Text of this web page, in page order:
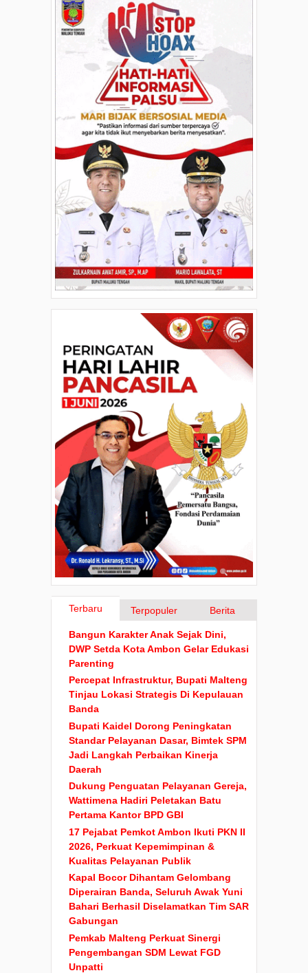
Terbaru Terpopuler Berita
Bangun Karakter Anak Sejak Dini,
DWP Setda Kota Ambon Gelar Edukasi
Parenting
Percepat Infrastruktur, Bupati Malteng
Tinjau Lokasi Strategis Di Kepulauan
Banda
Bupati Kaidel Dorong Peningkatan
Standar Pelayanan Dasar, Bimtek SPM
Jadi Langkah Perbaikan Kinerja
Daerah
Dukung Penguatan Pelayanan Gereja,
Wattimena Hadiri Peletakan Batu
Pertama Kantor BPD GBI
17 Pejabat Pemkot Ambon Ikuti PKN II
2026, Perkuat Kepemimpinan &
Kualitas Pelayanan Publik
Kapal Bocor Dihantam Gelombang
Diperairan Banda, Seluruh Awak Yuni
Bahari Berhasil Diselamatkan Tim SAR
Gabungan
Pemkab Malteng Perkuat Sinergi
Pengembangan SDM Lewat FGD
Unpatti